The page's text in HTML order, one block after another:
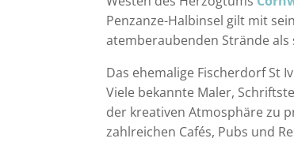
Penzanze-Halbinsel gilt mit
atemberaubenden Strände
Das ehemalige Fischerdorf St
Viele bekannte Maler,
der kreativen Atmosphäre zu
zahlreichen Cafés, Pubs und